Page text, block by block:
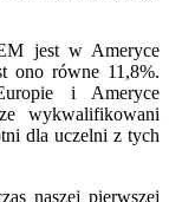
jest w Ameryce
ono równe 11,8%.
i Ameryce
wykwalifikowani
dla uczelni z tych
naszej pierwszej